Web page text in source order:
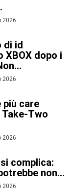
2026
di id
dopo i
2026
più care
Take-Two
2026
complica:
non...
2026